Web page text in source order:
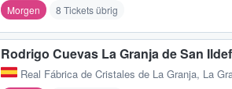
Morgen 8 Tickets übrig
Rodrigo Cuevas La Granja de San
Real Fábrica de Cristales de La Granja, La